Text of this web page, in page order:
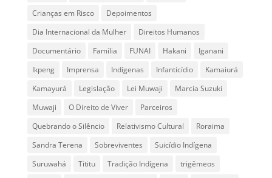
Crianças em Risco
Depoimentos
Dia Internacional da Mulher
Direitos Humanos
Documentário
Família FUNAI Hakani
Iganani
Ikpeng
Imprensa Indígenas Infanticídio
Kamaiurá
Kamayurá
Legislação Lei Muwaji
Marcia Suzuki
Muwaji
O Direito de Viver
Parceiros
Quebrando o Silêncio
Relativismo Cultural
Roraima
Sandra Terena
Sobreviventes
Suicídio Indígena
Suruwahá
Tititu Tradição Indígena
trigêmeos